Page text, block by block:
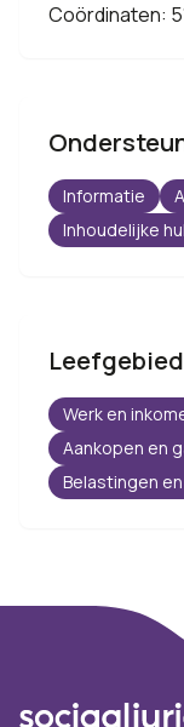
Coördinaten:
Informatie
Inhoudelijke
Werk en
Aankopen en
Belastingen